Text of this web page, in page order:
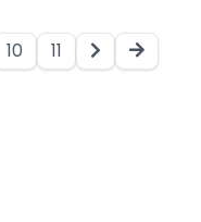
10 11